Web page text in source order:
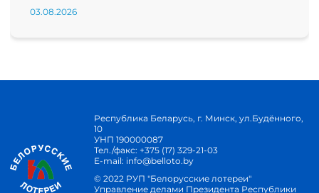
03.08.2026
Республика Беларусь, г. Минск, ул.Будённого,
10
УНП 190000087
Тел./факс: +375 (17) 329-21-03
E-mail: info@belloto.by
© 2022 РУП "Белорусские лотереи"
Управление делами Президента Республики